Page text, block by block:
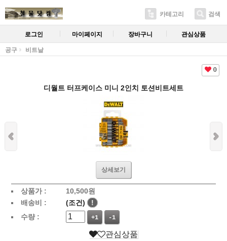
카테고리 검색
로그인 마이페이지 장바구니 관심상품
공구 비트날
0
디월트 터프케이스 미니 2인치 토션비트세트
상세보기
상품가 : 10,500원
배송비 :
(조건)
!
수량 :
+1 -1
관심상품